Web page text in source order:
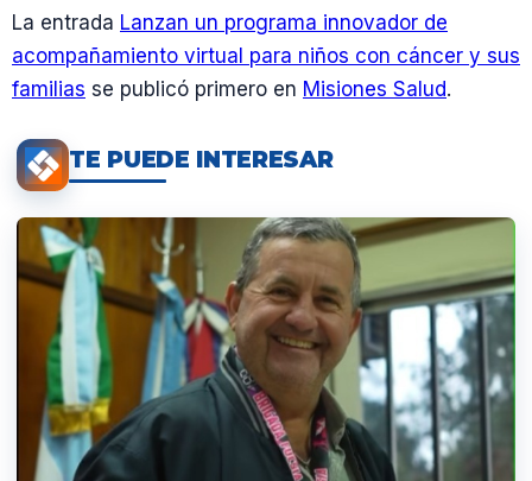
La entrada Lanzan un programa innovador de
acompañamiento virtual para niños con cáncer y sus
familias se publicó primero en Misiones Salud.
TE PUEDE INTERESAR